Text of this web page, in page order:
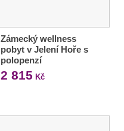
Zámecký wellness
pobyt v Jelení Hoře s
polopenzí
2 815 Kč